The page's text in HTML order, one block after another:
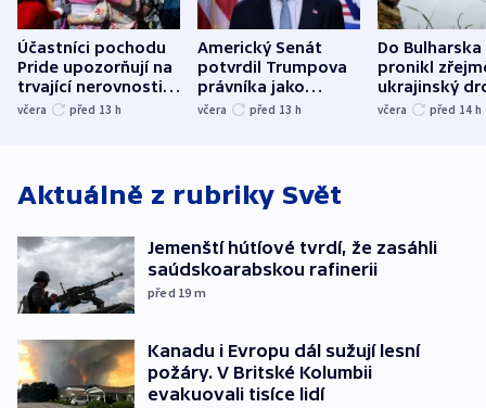
Účastníci pochodu
Pride upozorňují na
trvající nerovnosti i
společenskou
včera před 13 h
Americký Senát
potvrdil Trumpova
právníka jako
ministra
včera před 13 h
Do Bulharska
pronikl
ukrajinský
explodoval
včera před 14 h
Aktuálně z rubriky Svět
Jemenští hútíové tvrdí, že zasáhli
saúdskoarabskou rafinerii
před 19 m
Kanadu i Evropu dál sužují lesní
požáry. V Britské Kolumbii
evakuovali tisíce lidí